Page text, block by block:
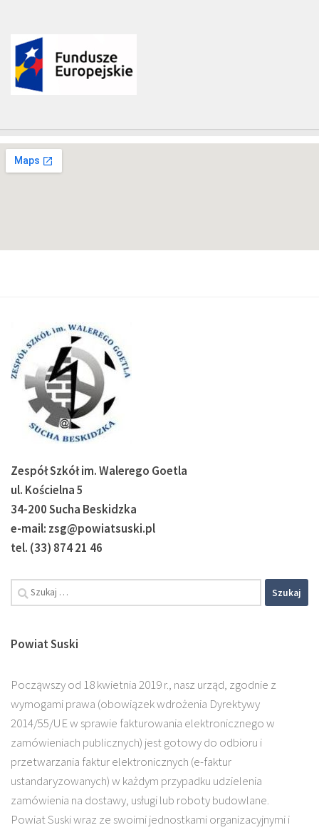
Zespół Szkół im. Walerego Goetla
ul. Kościelna 5
34-200 Sucha Beskidzka
e-mail: zsg@powiatsuski.pl
tel. (33) 874 21 46
Powiat Suski
Począwszy od 18 kwietnia 2019 r., nasz urząd, zgodnie z
wymogami prawa (obowiązek wdrożenia Dyrektywy
2014/55/UE w sprawie fakturowania elektronicznego w
zamówieniach publicznych) jest gotowy do odbioru i
przetwarzania faktur elektronicznych (e-faktur
ustandaryzowanych) w każdym przypadku udzielenia
zamówienia na dostawy, usługi lub roboty budowlane.
Powiat Suski wraz ze swoimi jednostkami organizacyjnymi i